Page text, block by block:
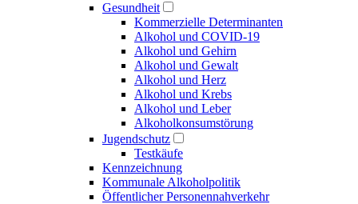
Gesundheit
Kommerzielle Determinanten
Alkohol und COVID-19
Alkohol und Gehirn
Alkohol und Gewalt
Alkohol und Herz
Alkohol und Krebs
Alkohol und Leber
Alkoholkonsumstörung
Jugendschutz
Testkäufe
Kennzeichnung
Kommunale Alkoholpolitik
Öffentlicher Personennahverkehr